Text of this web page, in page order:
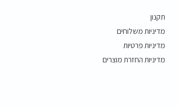
תקנון
מדיניות משלוחים
מדיניות פרטיות
מדיניות החזרת מוצרים